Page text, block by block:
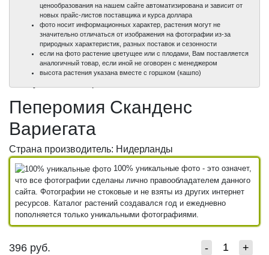
100%
100%
ценообразования на нашем сайте автоматизирована и зависит от
новых прайс-листов поставщика и курса доллара
фото носит информационных характер, растения могут не
значительно отличаться от изображения на фотографии из-за
природных характеристик, разных поставок и сезонности
если на фото растение цветущее или с плодами, Вам поставляется
аналогичный товар, если иной не оговорен с менеджером
высота растения указана вместе с горшком (кашпо)
Пеперомия Сканденс
Вариегата
Страна производитель: Нидерланды
100% уникальные фото - это означет,
что все фотографии сделаны лично правообладателем данного
сайта. Фотографии не стоковые и не взяты из других интернет
ресурсов. Каталог растений создавался год и ежедневно
пополняется только уникальными фотографиями.
396 руб. - +